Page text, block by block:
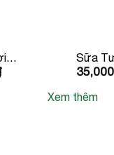
Sữa
Trùng
x 4 hộp
35,000
Xem thêm